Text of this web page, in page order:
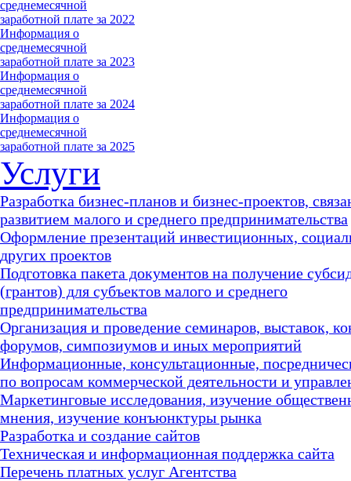
среднемесячной
заработной плате за 2022
Информация о
среднемесячной
заработной плате за 2023
Информация о
среднемесячной
заработной плате за 2024
Информация о
среднемесячной
заработной плате за 2025
Услуги
Разработка бизнес-планов и бизнес-проектов,
развитием малого и среднего предпринимательства
Оформление презентаций инвестиционных,
других проектов
Подготовка пакета документов на получение
(грантов) для субъектов малого и среднего
предпринимательства
Организация и проведение семинаров, выставок,
форумов, симпозиумов и иных мероприятий
Информационные, консультационные,
по вопросам коммерческой деятельности и
Маркетинговые исследования, изучение
мнения, изучение конъюнктуры рынка
Разработка и создание сайтов
Техническая и информационная поддержка сайта
Перечень платных услуг Агентства